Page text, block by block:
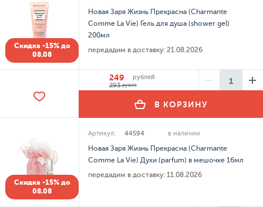
Скидка -15% до
08.08
Новая Заря Жизнь Прекрасна (Charmante
Comme La Vie) Гель для душа (shower gel)
200мл
передадим в доставку: 21.08.2026
249
рублей
293рубля
В КОРЗИНУ
Скидка -15% до
08.08
Артикул: 44594 в наличии
Новая Заря Жизнь Прекрасна (Charmante
Comme La Vie) Духи (parfum) в мешочке 16мл
передадим в доставку: 11.08.2026